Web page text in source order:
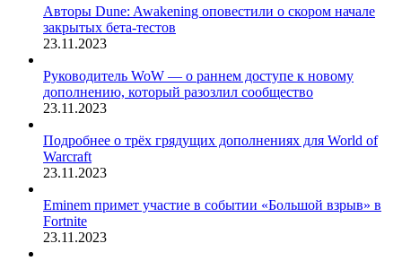
Авторы Dune: Awakening оповестили о скором начале
закрытых бета-тестов
23.11.2023
Руководитель WoW — о раннем доступе к новому
дополнению, который разозлил сообщество
23.11.2023
Подробнее о трёх грядущих дополнениях для World of
Warcraft
23.11.2023
Eminem примет участие в событии «Большой взрыв» в
Fortnite
23.11.2023